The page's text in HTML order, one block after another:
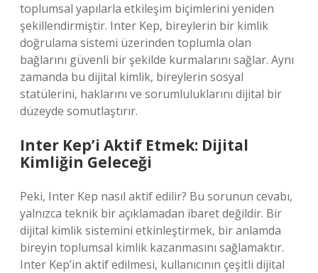
toplumsal yapılarla etkileşim biçimlerini yeniden
şekillendirmiştir. Inter Kep, bireylerin bir kimlik
doğrulama sistemi üzerinden toplumla olan
bağlarını güvenli bir şekilde kurmalarını sağlar. Aynı
zamanda bu dijital kimlik, bireylerin sosyal
statülerini, haklarını ve sorumluluklarını dijital bir
düzeyde somutlaştırır.
Inter Kep’i Aktif Etmek: Dijital
Kimliğin Geleceği
Peki, Inter Kep nasıl aktif edilir? Bu sorunun cevabı,
yalnızca teknik bir açıklamadan ibaret değildir. Bir
dijital kimlik sistemini etkinleştirmek, bir anlamda
bireyin toplumsal kimlik kazanmasını sağlamaktır.
Inter Kep’in aktif edilmesi, kullanıcının çeşitli dijital